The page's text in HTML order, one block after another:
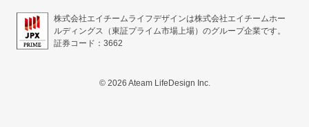
株式会社エイチームライフデザインは株式会社エイチームホー
ルディングス（東証プライム市場上場）のグループ企業です。
証券コード：3662
© 2026 Ateam LifeDesign Inc.